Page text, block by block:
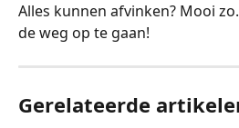
Alles kunnen afvinken? Mooi
de weg op te gaan!
Gerelateerde